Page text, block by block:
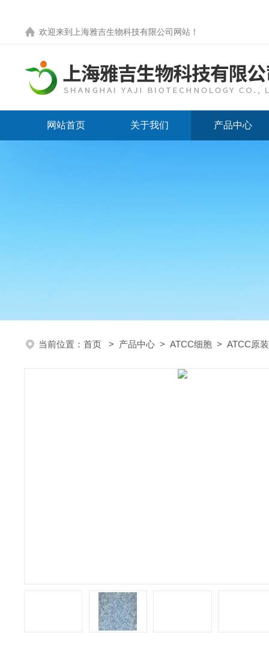
欢迎来到 上海雅吉生物科技有限公司网站 ！
网站首页 关于我们 产品中心
当前位置： 首页 > 产品中心 > ATCC细胞 > ATCC原